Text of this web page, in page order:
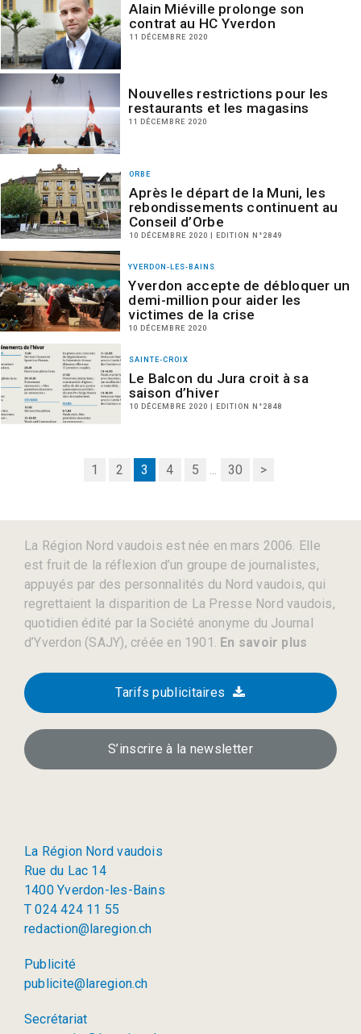
Alain Miéville prolonge son
contrat au HC Yverdon
11 DÉCEMBRE 2020
Nouvelles restrictions pour les
restaurants et les magasins
11 DÉCEMBRE 2020
ORBE
Après le départ de la Muni, les
rebondissements continuent au
Conseil d’Orbe
10 DÉCEMBRE 2020 | EDITION N°2849
YVERDON-LES-BAINS
Yverdon accepte de débloquer un
demi-million pour aider les
victimes de la crise
10 DÉCEMBRE 2020
SAINTE-CROIX
Le Balcon du Jura croit à sa
saison d’hiver
10 DÉCEMBRE 2020 | EDITION N°2848
1 2 3 4 5 ... 30 >
La Région Nord vaudois est née en mars 2006. Elle
est fruit de la réflexion d’un groupe de journalistes,
appuyés par des personnalités du Nord vaudois, qui
regrettaient la disparition de La Presse Nord vaudois,
quotidien édité par la Société anonyme du Journal
d’Yverdon (SAJY), créée en 1901. En savoir plus
Tarifs publicitaires
S’inscrire à la newsletter
La Région Nord vaudois
Rue du Lac 14
1400 Yverdon-les-Bains
T 024 424 11 55
redaction@laregion.ch
Publicité
publicite@laregion.ch
Secrétariat